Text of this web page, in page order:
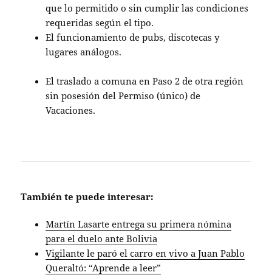
que lo permitido o sin cumplir las condiciones
requeridas según el tipo.
El funcionamiento de pubs, discotecas y
lugares análogos.
El traslado a comuna en Paso 2 de otra región
sin posesión del Permiso (único) de
Vacaciones.
También te puede interesar:
Martín Lasarte entrega su primera nómina
para el duelo ante Bolivia
Vigilante le paró el carro en vivo a Juan Pablo
Queraltó: “Aprende a leer”